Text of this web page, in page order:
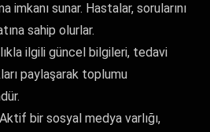
imkanı sunar. Hastalar, sorularını
sahip olurlar.
ilgili güncel bilgileri, tedavi
paylaşarak toplumu
bir sosyal medya varlığı,